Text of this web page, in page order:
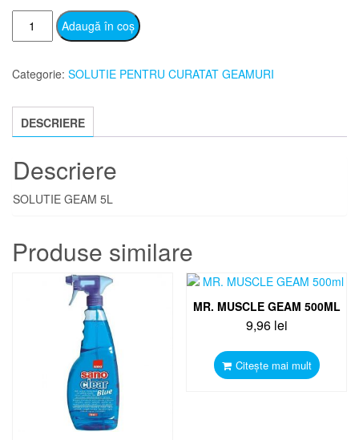
Cantitate
SOLUTIE
5L
Adaugă în coș
Categorie: SOLUTIE PENTRU CURATAT GEAMURI
DESCRIERE
Descriere
SOLUTIE GEAM 5L
Produse similare
MR. MUSCLE GEAM 500ML
9,96 lei
Citește mai mult